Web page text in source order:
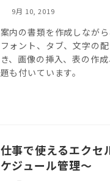
9月 10, 2019
案内の書類を作成しなが
フォント、タブ、文字の
き、画像の挿入、表の作
題も付いています。
仕事で使えるエクセ
ケジュール管理～